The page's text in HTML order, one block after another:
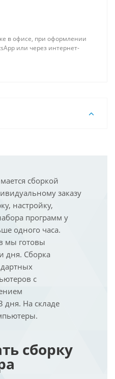
в офисе, при оформлении
или через интернет-
сборкой
заказу
настройку,
программ у
одного часа.
мы готовы
дня. Сборка
с
дня. На складе
сборку